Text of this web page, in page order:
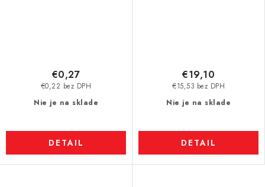
Nie je na sklade
€0,22 bez DPH
€0,27
DETAIL
Nie je na sklade
€15,53 bez DPH
€19,10
DETAIL